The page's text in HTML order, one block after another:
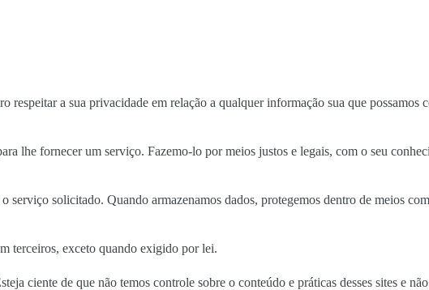
a sua privacidade em relação a qualquer informação sua que possamos
lhe fornecer um serviço. Fazemo-lo por meios justos e legais, com o seu
serviço solicitado. Quando armazenamos dados, protegemos dentro de meios
terceiros, exceto quando exigido por lei.
ciente de que não temos controle sobre o conteúdo e práticas desses sites e